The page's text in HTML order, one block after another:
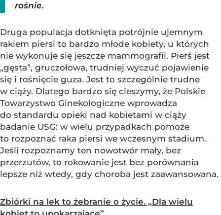
rośnie.
Druga populacja dotknięta potrójnie ujemnym
rakiem piersi to bardzo młode kobiety, u których
nie wykonuje się jeszcze mammografii. Pierś jest
„gęsta”, gruczołowa, trudniej wyczuć pojawienie
się i rośnięcie guza. Jest to szczególnie trudne
w ciąży. Dlatego bardzo się cieszymy, że Polskie
Towarzystwo Ginekologiczne wprowadza
do standardu opieki nad kobietami w ciąży
badanie USG: w wielu przypadkach pomoże
to rozpoznać raka piersi we wczesnym stadium.
Jeśli rozpoznamy ten nowotwór mały, bez
przerzutów, to rokowanie jest bez porównania
lepsze niż wtedy, gdy choroba jest zaawansowana.
Zbiórki na lek to żebranie o życie. „Dla wielu